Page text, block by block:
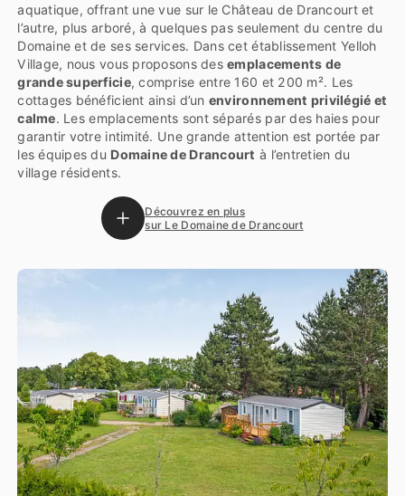
aquatique, offrant une vue sur le Château de Drancourt et
l’autre, plus arboré, à quelques pas seulement du centre du
Domaine et de ses services. Dans cet établissement Yelloh
Village, nous vous proposons desemplacements de
grande superficie, comprise entre 160 et 200 m². Les
cottages bénéficient ainsi d’un environnement privilégié et
calme. Les emplacements sont séparés par des haies pour
garantir votre intimité. Une grande attention est portée par
les équipes du Domaine de Drancourt à l’entretien du
village résidents.
Découvrez en plus
sur Le Domaine de Drancourt